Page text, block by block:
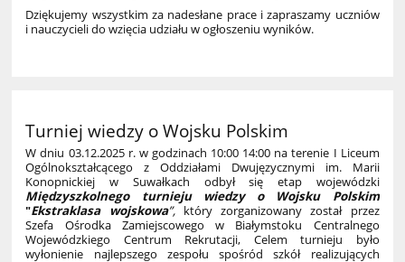
Dziękujemy wszystkim za nadesłane prace i zapraszamy uczniów
i nauczycieli do wzięcia udziału w ogłoszeniu wyników.
Turniej wiedzy o Wojsku Polskim
W dniu 03.12.2025 r. w godzinach 10:00 14:00 na terenie I Liceum
Ogólnokształcącego z Oddziałami Dwujęzycznymi im. Marii
Konopnickiej w Suwałkach odbył się etap wojewódzki
Międzyszkolnego turnieju wiedzy o Wojsku Polskim
"Ekstraklasa wojskowa”, który zorganizowany został przez
Szefa Ośrodka Zamiejscowego w Białymstoku Centralnego
Wojewódzkiego Centrum Rekrutacji, Celem turnieju było
wyłonienie najlepszego zespołu spośród szkół realizujących